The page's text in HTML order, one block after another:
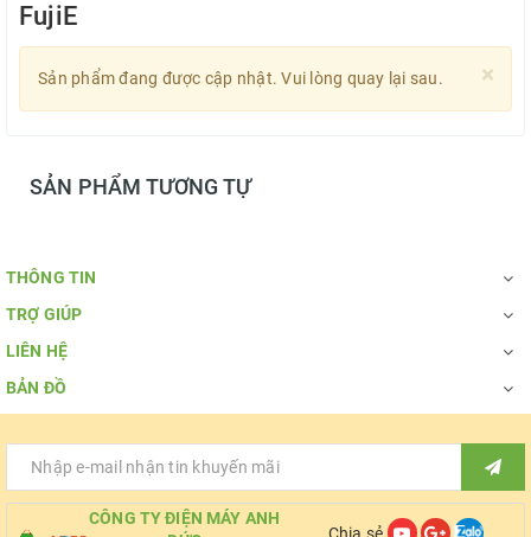
FujiE
×
Sản phẩm đang được cập nhật. Vui lòng quay lại sau.
SẢN PHẨM TƯƠNG TỰ
THÔNG TIN
TRỢ GIÚP
LIÊN HỆ
BẢN ĐỒ
CÔNG TY ĐIỆN MÁY ANH